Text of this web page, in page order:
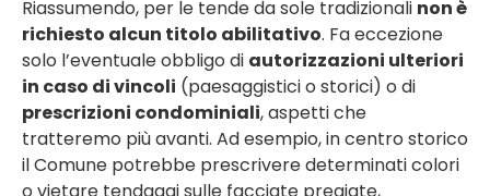
Riassumendo, per le tende da sole tradizionali non è
richiesto alcun titolo abilitativo. Fa eccezione
solo l’eventuale obbligo di autorizzazioni ulteriori
in caso di vincoli (paesaggistici o storici) o di
prescrizioni condominiali, aspetti che
tratteremo più avanti. Ad esempio, in centro storico
il Comune potrebbe prescrivere determinati colori